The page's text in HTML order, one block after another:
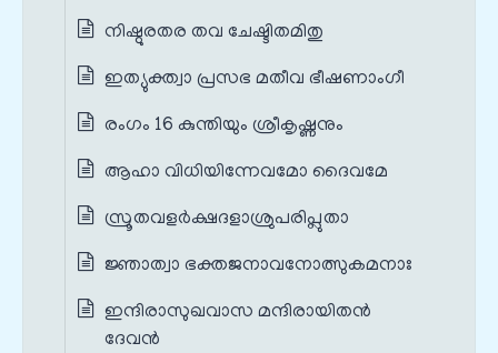
നിഷ്ഠുരതര തവ ചേഷ്ടിതമിതു
ഇത്യുക്ത്വാ പ്രസഭ മതീവ ഭീഷണാംഗീ
രംഗം 16 കുന്തിയും ശ്രീകൃഷ്ണനും
ആഹാ വിധിയിന്നേവമോ ദൈവമേ
സ്രൂതവളർക്ഷദളാശ്രുപരിപ്ലുതാ
ജ്ഞാത്വാ ഭക്തജനാവനോത്സുകമനാഃ
ഇന്ദിരാസുഖവാസ മന്ദിരായിതൻ
ദേവൻ